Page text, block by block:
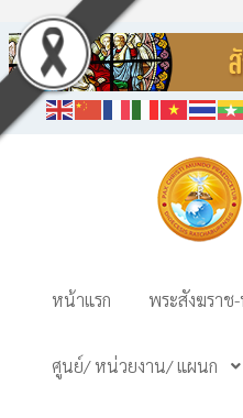
หน้าแรก พระสังฆราช
ศูนย์/ หน่วยงาน/ แผนก